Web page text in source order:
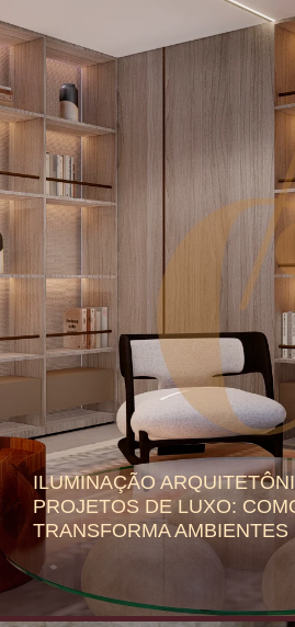
ILUMINAÇÃO
PROJETOS DE LUXO:
TRANSFORMA AMBIENTES